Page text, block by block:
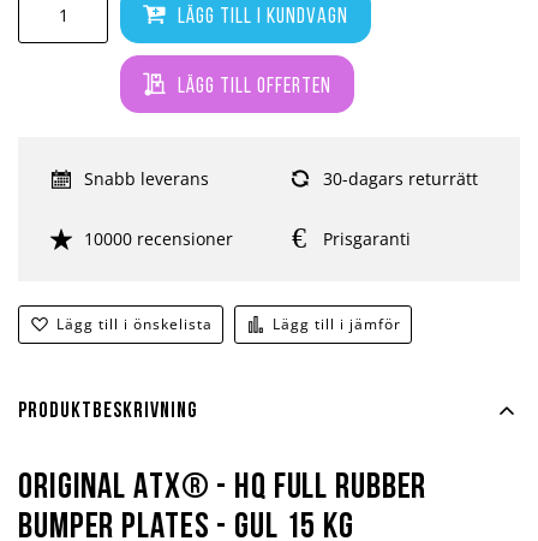
Lägg till i kundvagn
Lägg till offerten
Lägg till i önskelista Lägg till i jämför
Snabb leverans 30-dagars returrätt
10000 recensioner Prisgaranti
Produktbeskrivning
Original ATX® - HQ Full Rubber
Bumper Plates - Gul 15 kg